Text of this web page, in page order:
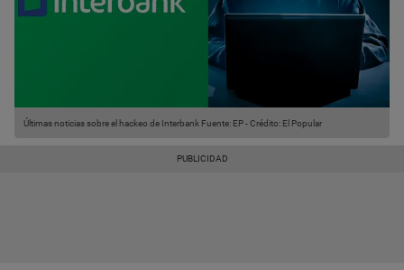
Últimas noticias sobre el hackeo de Interbank Fuente: EP-Crédito: El Popular